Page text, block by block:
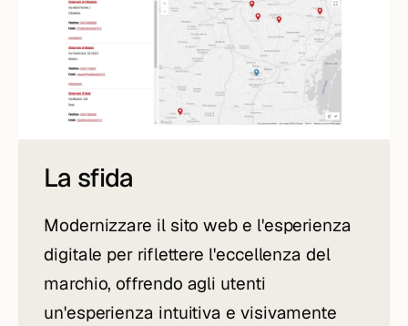
La sfida
Modernizzare il sito web e l'esperienza
digitale per riflettere l'eccellenza del
marchio, offrendo agli utenti
un'esperienza intuitiva e visivamente